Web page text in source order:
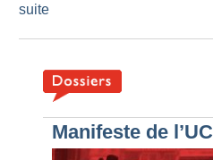
suite
Manifeste de